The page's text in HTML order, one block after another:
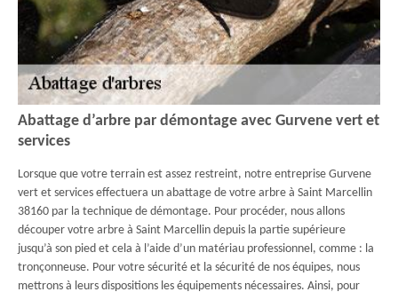
Abattage d’arbre par démontage avec Gurvene vert et
services
Lorsque que votre terrain est assez restreint, notre entreprise Gurvene
vert et services effectuera un abattage de votre arbre à Saint Marcellin
38160 par la technique de démontage. Pour procéder, nous allons
découper votre arbre à Saint Marcellin depuis la partie supérieure
jusqu’à son pied et cela à l’aide d’un matériau professionnel, comme : la
tronçonneuse. Pour votre sécurité et la sécurité de nos équipes, nous
mettrons à leurs dispositions les équipements nécessaires. Ainsi, pour